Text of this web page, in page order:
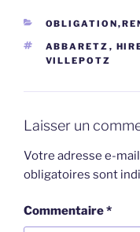
CATÉGORIES
ÉTIQUETTES
ABBARETZ ,
VILLEPOTZ
Laisser un
Votre adresse e-
obligatoires sont
Commentaire*